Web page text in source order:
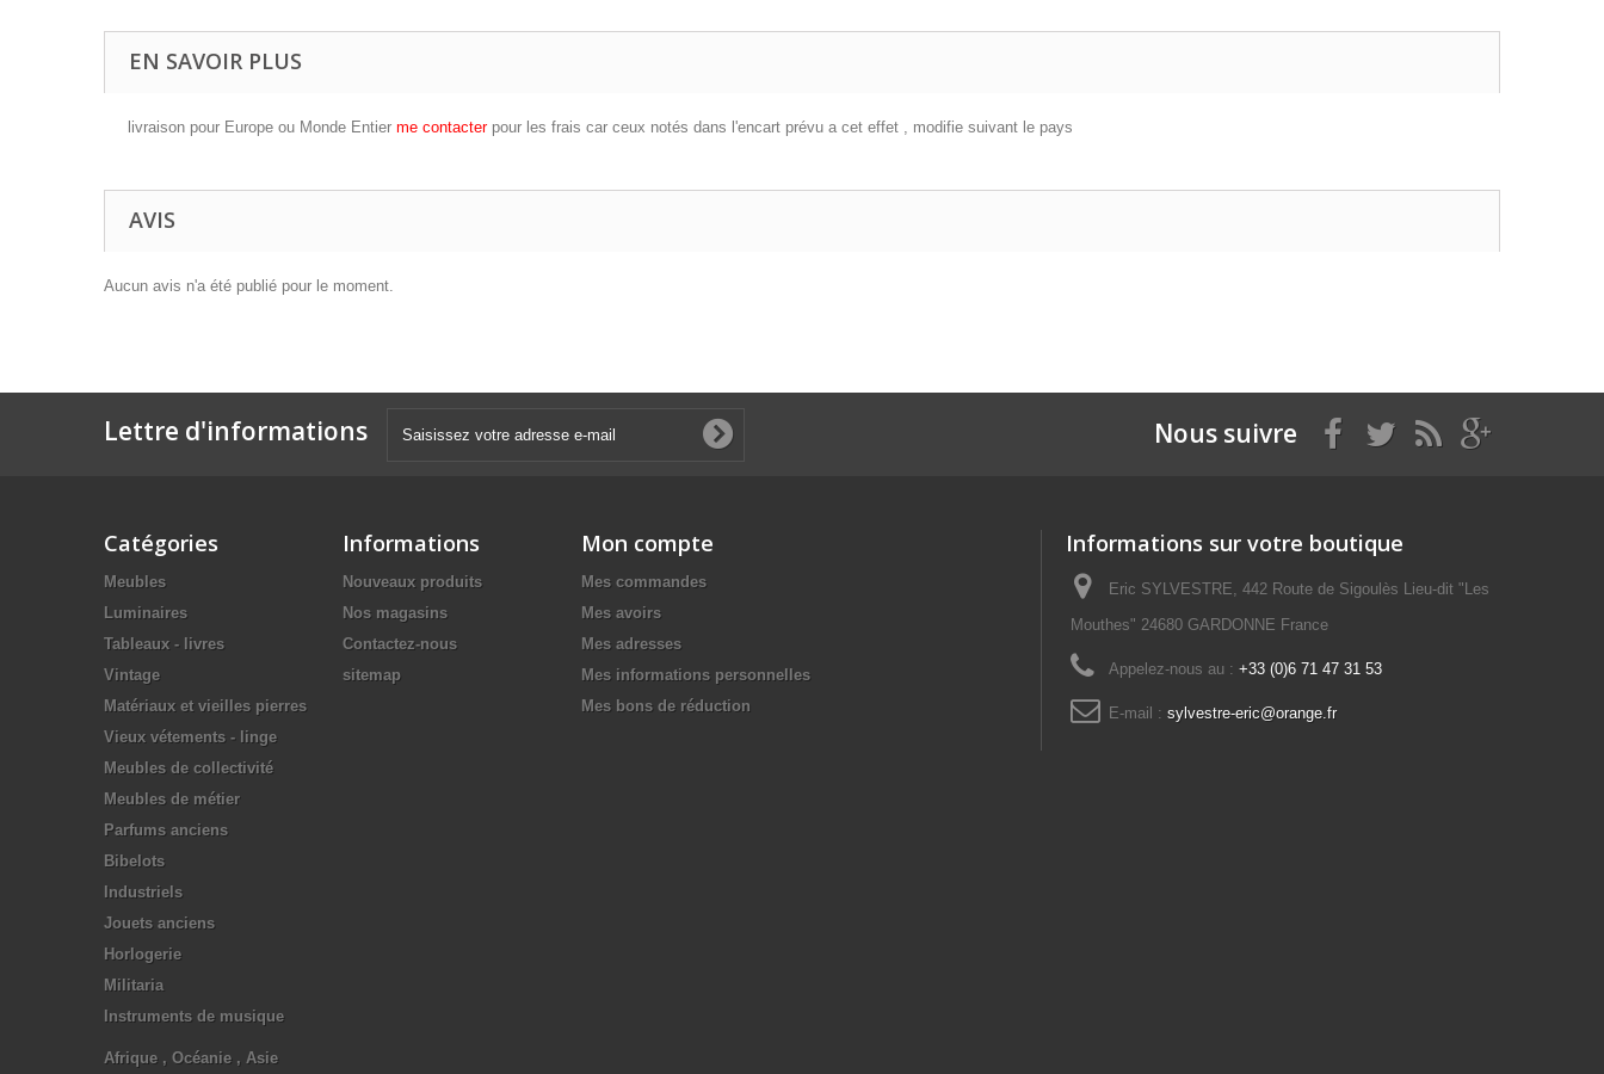
EN SAVOIR PLUS
livraison pour Europe ou Monde Entier me contacter pour les frais car ceux notés dans l'encart prévu a cet effet , modifie suivant le pays
AVIS
Aucun avis n'a été publié pour le moment.
Lettre d'informations Nous suivre
Catégories
Meubles
Luminaires
Tableaux - livres
Vintage
Matériaux et vieilles pierres
Vieux vétements - linge
Meubles de collectivité
Meubles de métier
Parfums anciens
Bibelots
Industriels
Jouets anciens
Horlogerie
Militaria
Instruments de musique
Afrique , Océanie , Asie
Informations
Nouveaux produits
Nos magasins
Contactez-nous
sitemap
Mon compte
Mes commandes
Mes avoirs
Mes adresses
Mes informations personnelles
Mes bons de réduction
Informations sur votre boutique
Eric SYLVESTRE, 442 Route de Sigoulès Lieu-dit "Les
Mouthes" 24680 GARDONNE France
Appelez-nous au : +33 (0)6 71 47 31 53
E-mail : sylvestre-eric@orange.fr